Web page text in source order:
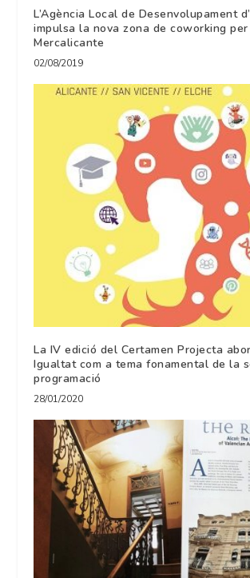
L’Agència Local de Desenvolupament
impulsa la nova zona de coworking
Mercalicante
02/08/2019
La IV edició del Certamen Projecta
Igualtat com a tema fonamental de la
programació
28/01/2020